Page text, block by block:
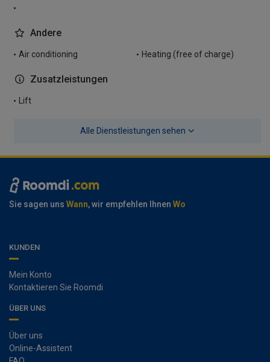
Andere
Air conditioning Heating (free of charge)
Zusatzleistungen
Lift
Alle Dienstleistungen sehen
Sie sagen uns Wann, wir empfehlen Ihnen Wo
KUNDEN
Mein Konto
Kontaktieren Sie Roomdi
ÜBER UNS
Über uns
Online-Assistent